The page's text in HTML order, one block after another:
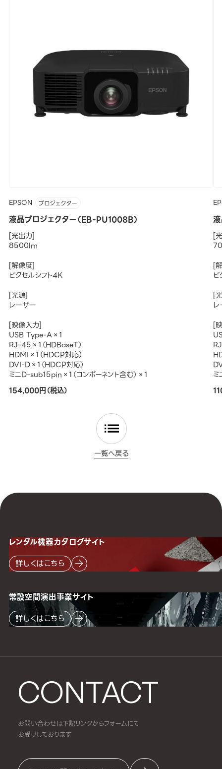
EPSON プロジェクター
液晶プロジェクター（EB-PU1008B）
[光出力]
8500lm
[解像度]
ピクセルシフト4K
[光源]
レーザー
[映像入力]
USB Type-A×1
RJ-45×1（HDBaseT）
HDMI×1（HDCP対応）
DVI-D×1（HDCP対応）
ミニD-sub15pin×1（コンポーネント含む）×1
154,000円（税込）
[
[
[
[
一覧へ戻る
CONTACT
お問い合わせは下記リンクからフォームにて
お受けしております
レンタル機器カタログサイト
詳しくはこちら
常設空間演出事業サイト
詳しくはこちら